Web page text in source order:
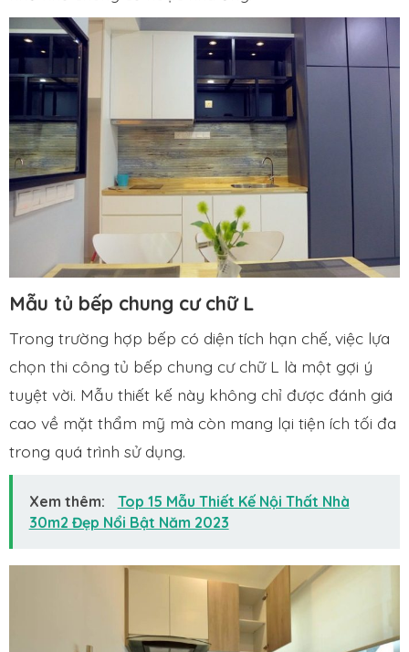
Mẫu tủ bếp chung cư chữ L
Trong trường hợp bếp có diện tích hạn chế, việc lựa
chọn thi công tủ bếp chung cư chữ L là một gợi ý
tuyệt vời. Mẫu thiết kế này không chỉ được đánh giá
cao về mặt thẩm mỹ mà còn mang lại tiện ích tối đa
trong quá trình sử dụng.
Xem thêm:
Top 15 Mẫu Thiết Kế Nội Thất Nhà
30m2 Đẹp Nổi Bật Năm 2023